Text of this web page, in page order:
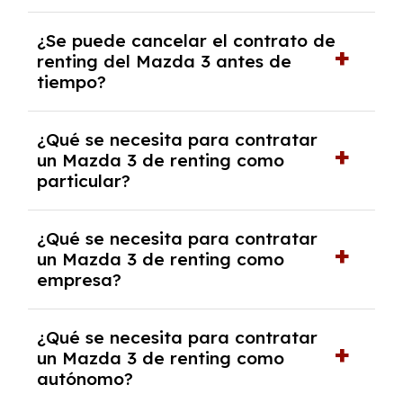
tendrás que pagar ningún tipo de entrada
salvo en casos que lo exija el proveedor
debido al resultado del estudio de viabilidad
económica.
¿Se puede cancelar el contrato de
renting del Mazda 3 antes de
tiempo?
pero puede haber penalizaciones por
cancelación anticipada. Es importante revisar
las condiciones del contrato y hablar con un
experto que te asesore.
¿Qué se necesita para contratar
un Mazda 3 de renting como
particular?
y, en algunos casos, una consulta de solvencia
crediticia y un pago inicial.
¿Qué se necesita para contratar
un Mazda 3 de renting como
empresa?
documentación financiera y, en algunos
casos, un informe de solvencia de la empresa
y un pago inicial.
¿Qué se necesita para contratar
un Mazda 3 de renting como
autónomo?